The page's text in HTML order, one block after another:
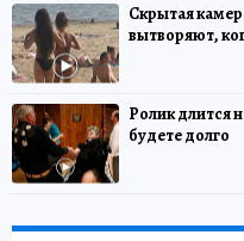
Скрытая
вытворяют,
Ролик длится
будете долго